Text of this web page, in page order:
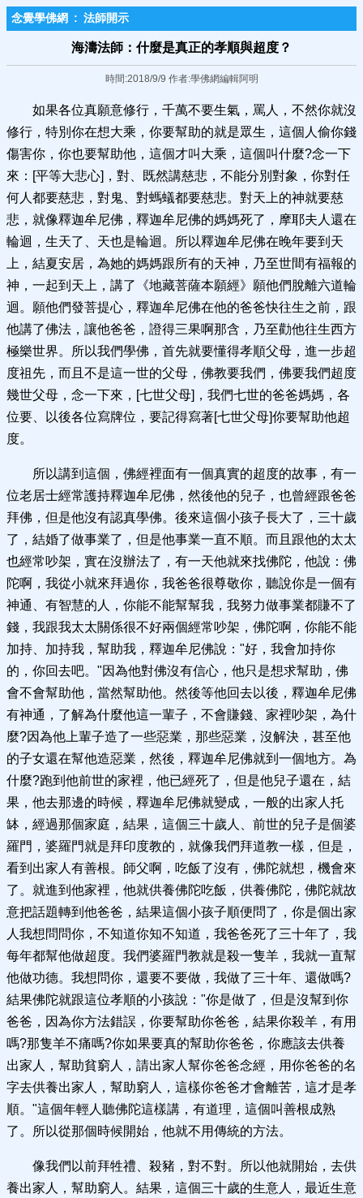
念覺學佛網 : 法師開示
海濤法師：什麼是真正的孝順與超度？
時間:2018/9/9 作者:學佛網編輯阿明
如果各位真願意修行，千萬不要生氣，罵人，不然你就沒
修行，特別你在想大乘，你要幫助的就是眾生，這個人偷你錢
傷害你，你也要幫助他，這個才叫大乘，這個叫什麼?念一下
來：[平等大悲心]，對、既然講慈悲，不能分別對象，你對任
何人都要慈悲，對鬼、對螞蟻都要慈悲。對天上的神就要慈
悲，就像釋迦牟尼佛，釋迦牟尼佛的媽媽死了，摩耶夫人還在
輪迴，生天了、天也是輪迴。所以釋迦牟尼佛在晚年要到天
上，結夏安居，為她的媽媽跟所有的天神，乃至世間有福報的
神，一起到天上，講了《地藏菩薩本願經》願他們脫離六道輪
迴。願他們發菩提心，釋迦牟尼佛在他的爸爸快往生之前，跟
他講了佛法，讓他爸爸，證得三果啊那含，乃至勸他往生西方
極樂世界。所以我們學佛，首先就要懂得孝順父母，進一步超
度祖先，而且不是這一世的父母，佛教要我們，佛要我們超度
幾世父母，念一下來，[七世父母]，我們七世的爸爸媽媽，各
位要、以後各位寫牌位，要記得寫著[七世父母]你要幫助他超
度。
所以講到這個，佛經裡面有一個真實的超度的故事，有一
位老居士經常護持釋迦牟尼佛，然後他的兒子，也曾經跟爸爸
拜佛，但是他沒有認真學佛。後來這個小孩子長大了，三十歲
了，結婚了做事業了，但是他事業一直不順。而且跟他的太太
也經常吵架，實在沒辦法了，有一天他就來找佛陀，他說：佛
陀啊，我從小就來拜過你，我爸爸很尊敬你，聽說你是一個有
神通、有智慧的人，你能不能幫幫我，我努力做事業都賺不了
錢，我跟我太太關係很不好兩個經常吵架，佛陀啊，你能不能
加持、加持我，幫助我，釋迦牟尼佛說："好，我會加持你
的，你回去吧。"因為他對佛沒有信心，他只是想求幫助，佛
會不會幫助他，當然幫助他。然後等他回去以後，釋迦牟尼佛
有神通，了解為什麼他這一輩子，不會賺錢、家裡吵架，為什
麼?因為他上輩子造了一些惡業，那些惡業，沒解決，甚至他
的子女還在幫他造惡業，然後，釋迦牟尼佛就到一個地方。為
什麼?跑到他前世的家裡，他已經死了，但是他兒子還在，結
果，他去那邊的時候，釋迦牟尼佛就變成，一般的出家人托
缽，經過那個家庭，結果，這個三十歲人、前世的兒子是個婆
羅門，婆羅門就是拜印度教的，就像我們拜道教一樣，但是，
看到出家人有善根。師父啊，吃飯了沒有，佛陀就想，機會來
了。就進到他家裡，他就供養佛陀吃飯，供養佛陀，佛陀就故
意把話題轉到他爸爸，結果這個小孩子順便問了，你是個出家
人我想問問你，不知道你知不知道，我爸爸死了三十年了，我
每年都幫他做超度。我們婆羅門教就是殺一隻羊，我就一直幫
他做功德。我想問你，還要不要做，我做了三十年、還做嗎?
結果佛陀就跟這位孝順的小孩說："你是做了，但是沒幫到你
爸爸，因為你方法錯誤，你要幫助你爸爸，結果你殺羊，有用
嗎?那隻羊不痛嗎?你如果要真的幫助你爸爸，你應該去供養
出家人，幫助貧窮人，請出家人幫你爸爸念經，用你爸爸的名
字去供養出家人，幫助窮人，這樣你爸爸才會離苦，這才是孝
順。"這個年輕人聽佛陀這樣講，有道理，這個叫善根成熟
了。所以從那個時候開始，他就不用傳統的方法。
像我們以前拜牲禮、殺豬，對不對。所以他就開始，去供
養出家人，幫助窮人。結果，這個三十歲的生意人，最近生意